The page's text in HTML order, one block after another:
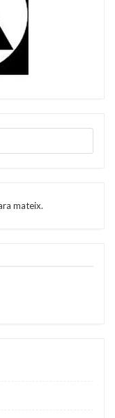
mateix.